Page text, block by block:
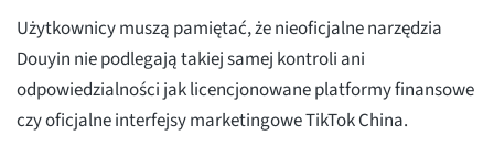
Użytkownicy muszą pamiętać, że nieoficjalne narzędzia
Douyin nie podlegają takiej samej kontroli ani
odpowiedzialności jak licencjonowane platformy finansowe
czy oficjalne interfejsy marketingowe TikTok China.